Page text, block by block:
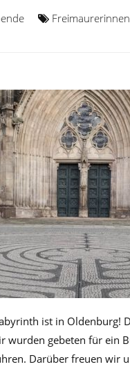
ist in Oldenburg!
wurden gebeten für ein
Darüber freuen wir